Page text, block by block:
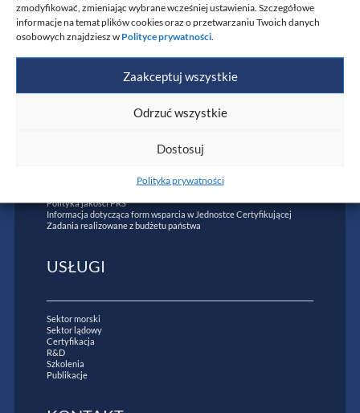
zmodyfikować, zmieniając wybrane wcześniej ustawienia. Szczegółowe
informacje na temat plików cookies oraz o przetwarzaniu Twoich danych
osobowych znajdziesz w Polityce prywatności
Zaakceptuj wszystkie
Odrzuć wszystkie
Dostosuj
Polityka prywatności
Szkolenia
INFORMACJE
Biuletyn Informacji Publicznej
Polityka jakości PRS
Informacja dotycząca form wsparcia w Jednostce Certyfikującej
Zadania realizowane z budżetu państwa
USŁUGI
Sektor morski
Sektor lądowy
Certyfikacja
R&D
Szkolenia
Publikacje